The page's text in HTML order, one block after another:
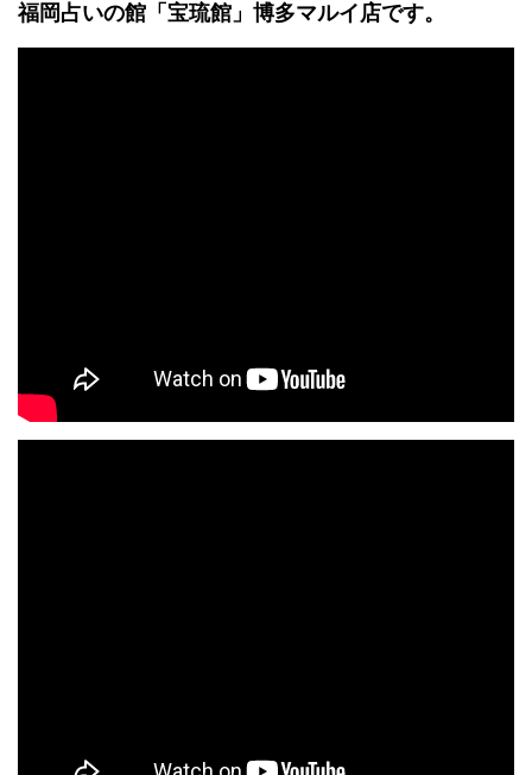
福岡占いの館「宝琉館」博多マルイ店です。